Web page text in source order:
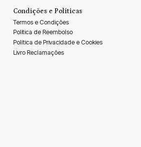
Condições e Políticas
Termos e Condições
Politica de Reembolso
Política de Privacidade e Cookies
Livro Reclamações